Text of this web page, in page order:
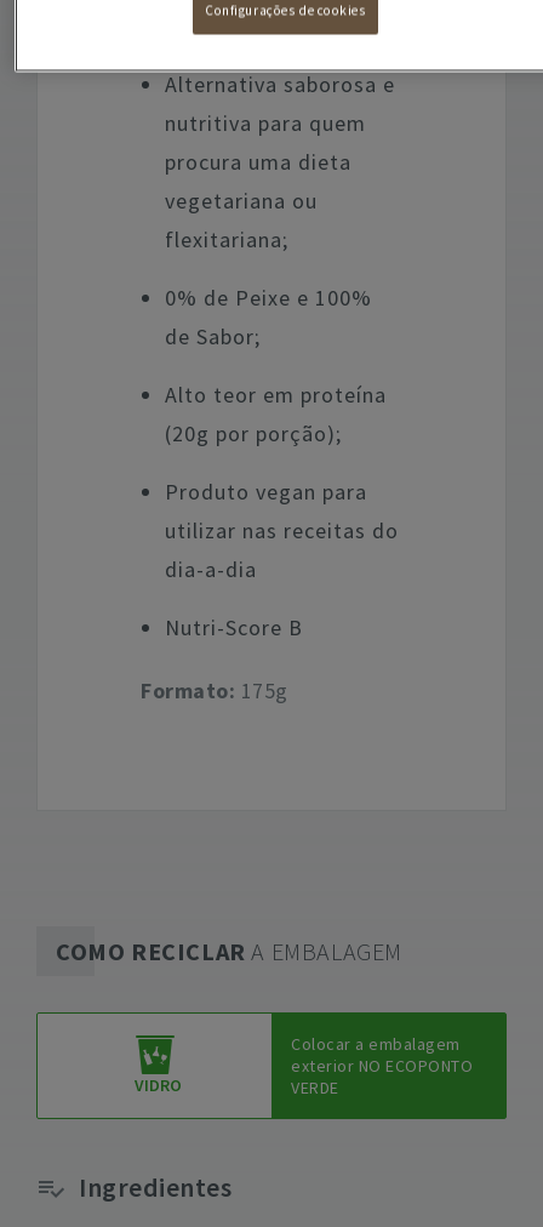
Benefícios:
Alternativa saborosa e
nutritiva para quem
procura uma dieta
vegetariana ou
flexitariana;
0% de Peixe e 100%
de Sabor;
Alto teor em proteína
(20g por porção);
Produto vegan para
utilizar nas receitas do
dia-a-dia
Nutri-Score B
Formato: 175g
COMO RECICLAR A EMBALAGEM
VIDRO
Colocar a embalagem
exterior NO ECOPONTO
VERDE
Ingredientes
Configurações de cookies